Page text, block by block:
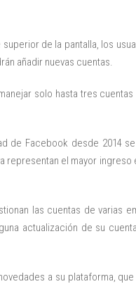
de la pantalla, los
añadir nuevas cuentas.
solo hasta tres
de Facebook desde 2014
representan el mayor
las cuentas de varias
actualización de su
a su plataforma,